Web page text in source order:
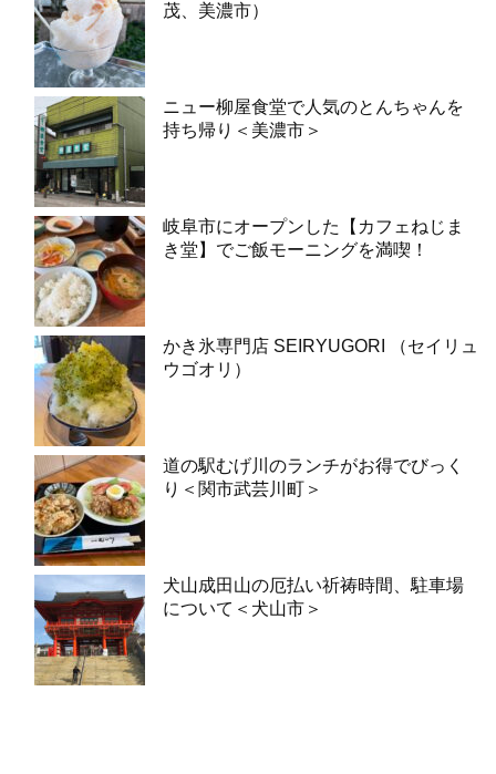
茂、美濃市）
ニュー柳屋食堂で人気のとんちゃんを
持ち帰り＜美濃市＞
岐阜市にオープンした【カフェねじま
き堂】でご飯モーニングを満喫！
かき氷専門店 SEIRYUGORI （セイリュ
ウゴオリ）
道の駅むげ川のランチがお得でびっく
り＜関市武芸川町＞
犬山成田山の厄払い祈祷時間、駐車場
について＜犬山市＞